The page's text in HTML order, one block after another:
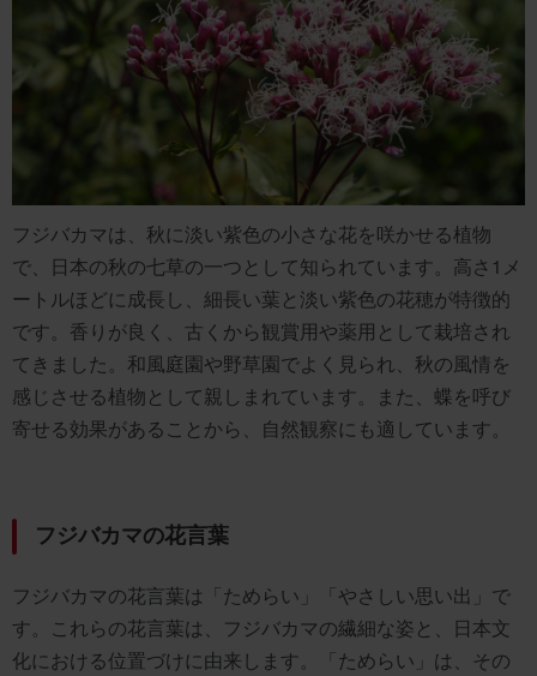
フジバカマは、秋に淡い紫色の小さな花を咲かせる植物
で、日本の秋の七草の一つとして知られています。高さ1メ
ートルほどに成長し、細長い葉と淡い紫色の花穂が特徴的
です。香りが良く、古くから観賞用や薬用として栽培され
てきました。和風庭園や野草園でよく見られ、秋の風情を
感じさせる植物として親しまれています。また、蝶を呼び
寄せる効果があることから、自然観察にも適しています。
フジバカマの花言葉
フジバカマの花言葉は「ためらい」「やさしい思い出」で
す。これらの花言葉は、フジバカマの繊細な姿と、日本文
化における位置づけに由来します。「ためらい」は、その